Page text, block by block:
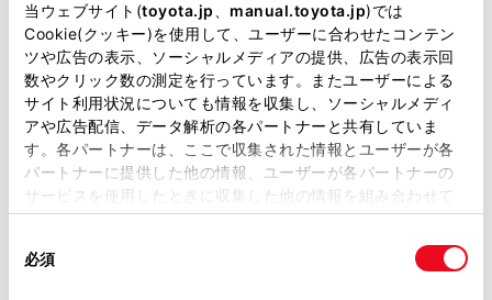
当ウェブサイト(toyota.jp manual.toyota.jp)では
Cookie(クッキー)を使用して、ユーザーに合わせたコンテン
ツや広告の表示、ソーシャルメディアの提供、広告の表示回
数やクリック数の測定を行っています。またユーザーによる
サイト利用状況についても情報を収集し、ソーシャルメディ
アや広告配信、データ解析の各パートナーと共有していま
す。各パートナーは、ここで収集された情報とユーザーが各
パートナーに提供した他の情報、ユーザーが各パートナーの
サービスを使用したときに収集した他の情報を組み合わせて
使用することがあります。当ウェブサイトの使用を続行する
必須
エンジンタイプ ハイブリッド
駆動方式 2WD FF
試乗予約